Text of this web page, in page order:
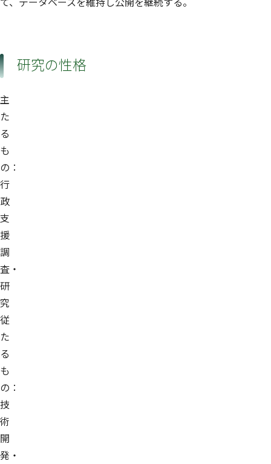
研究の性格
主
た
る
も
の：
行
政
支
援
調
査・
研
究
従
た
る
も
の：
技
術
開
発・